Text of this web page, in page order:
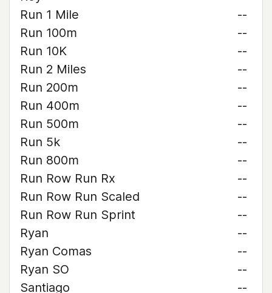
Run 1 Mile
--
Run 100m
--
Run 10K
--
Run 2 Miles
--
Run 200m
--
Run 400m
--
Run 500m
--
Run 5k
--
Run 800m
--
Run Row Run Rx
--
Run Row Run Scaled
--
Run Row Run Sprint
--
Ryan
--
Ryan Comas
--
Ryan SO
--
Santiago
--